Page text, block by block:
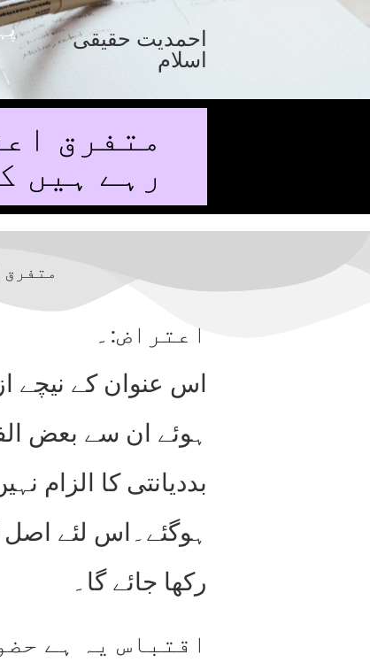
احمدیت حقیقی
اسلام
متفرق
رہے ہیں
اعتراض:۔
ہوئے ان سے بعض
بددیانتی کا الزام
ہوگئے۔اس لئے اصل
رکھا جائے گا۔
اقتباس یہ ہے